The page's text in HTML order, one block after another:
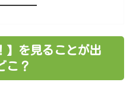
】を見ることが出
こ？